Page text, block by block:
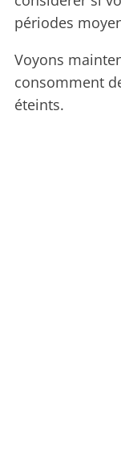
périodes
Voyons
consomment
éteints.